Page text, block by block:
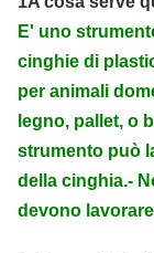
E' uno
cinghie di
per animali
legno, pallet, o
strumento può
della cinghia.-
devono